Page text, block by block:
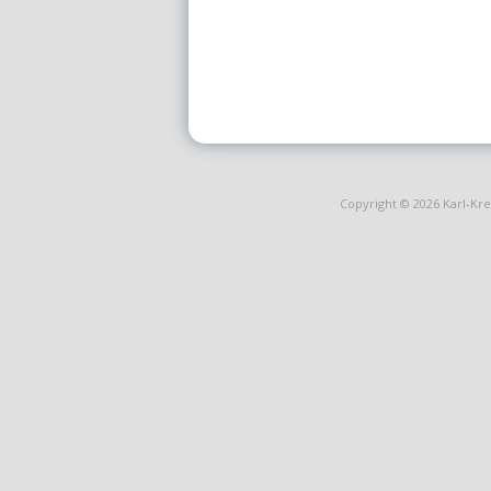
Copyright © 2026 Karl-